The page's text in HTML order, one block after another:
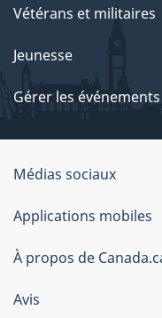
Vétérans et militaires
Jeunesse
Gérer les
Organisation
du
gouvernement
du
Canada
Médias sociaux
Applications mobiles
À propos de
Avis